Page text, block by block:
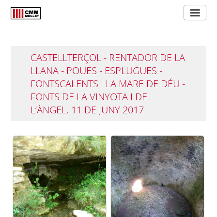
CASTELLTERÇOL - RENTADOR DE LA
LLANA - POUES - ESPLUGUES -
FONTSCALENTS I LA MARE DE DÉU -
FONTS DE LA VINYOTA I DE
L’ÀNGEL. 11 DE JUNY 2017